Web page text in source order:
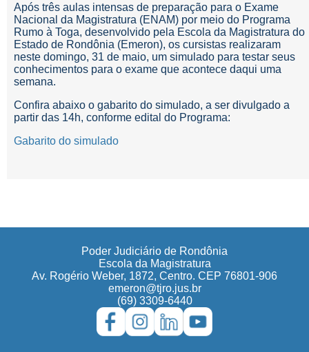
Após três aulas intensas de preparação para o Exame
Nacional da Magistratura (ENAM) por meio do Programa
Rumo à Toga, desenvolvido pela Escola da Magistratura do
Estado de Rondônia (Emeron), os cursistas realizaram
neste domingo, 31 de maio, um simulado para testar seus
conhecimentos para o exame que acontece daqui uma
semana.
Confira abaixo o gabarito do simulado, a ser divulgado a
partir das 14h, conforme edital do Programa:
Gabarito do simulado
Poder Judiciário de Rondônia
Escola da Magistratura
Av. Rogério Weber, 1872, Centro. CEP 76801-906
emeron@tjro.jus.br
(69) 3309-6440